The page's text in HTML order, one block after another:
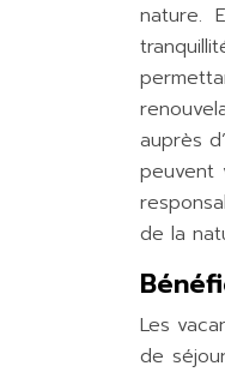
nature.
auprès
peuvent
de la
Les
de